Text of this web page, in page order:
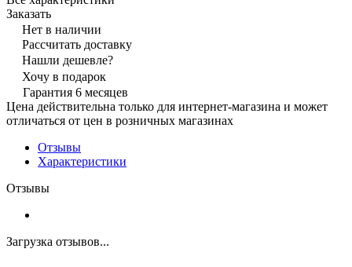
Заказать
Нет в наличии
Рассчитать доставку
Нашли дешевле?
Хочу в подарок
Гарантия 6 месяцев
Цена действительна только для интернет-магазина и может
отличаться от цен в розничных магазинах
Отзывы
Характеристики
Отзывы
Загрузка отзывов...